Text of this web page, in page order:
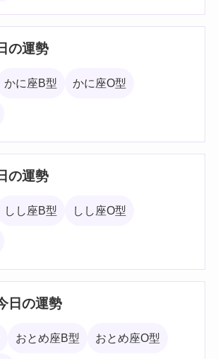
の運勢
かに座B型 かに座O型
の運勢
しし座B型 しし座O型
日の運勢
おとめ座B型 おとめ座O型